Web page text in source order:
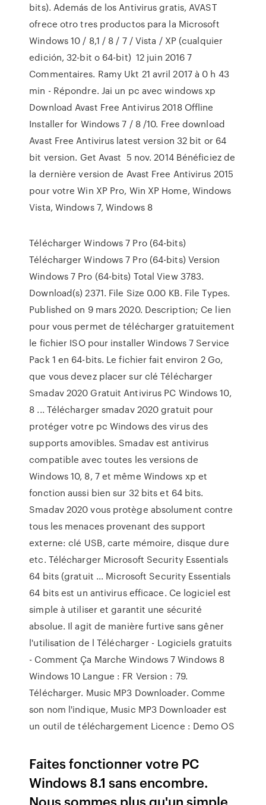
bits). Además de los Antivirus gratis, AVAST
ofrece otro tres productos para la Microsoft
Windows 10 / 8,1 / 8 / 7 / Vista / XP (cualquier
edición, 32-bit o 64-bit) 12 juin 2016 7
Commentaires. Ramy Ukt 21 avril 2017 à 0 h 43
min - Répondre. Jai un pc avec windows xp
Download Avast Free Antivirus 2018 Offline
Installer for Windows 7 / 8 /10. Free download
Avast Free Antivirus latest version 32 bit or 64
bit version. Get Avast 5 nov. 2014 Bénéficiez de
la dernière version de Avast Free Antivirus 2015
pour votre Win XP Pro, Win XP Home, Windows
Vista, Windows 7, Windows 8
Télécharger Windows 7 Pro (64-bits)
Télécharger Windows 7 Pro (64-bits) Version
Windows 7 Pro (64-bits) Total View 3783.
Download(s) 2371. File Size 0.00 KB. File Types.
Published on 9 mars 2020. Description; Ce lien
pour vous permet de télécharger gratuitement
le fichier ISO pour installer Windows 7 Service
Pack 1 en 64-bits. Le fichier fait environ 2 Go,
que vous devez placer sur clé Télécharger
Smadav 2020 Gratuit Antivirus PC Windows 10,
8 ... Télécharger smadav 2020 gratuit pour
protéger votre pc Windows des virus des
supports amovibles. Smadav est antivirus
compatible avec toutes les versions de
Windows 10, 8, 7 et même Windows xp et
fonction aussi bien sur 32 bits et 64 bits.
Smadav 2020 vous protège absolument contre
tous les menaces provenant des support
externe: clé USB, carte mémoire, disque dure
etc. Télécharger Microsoft Security Essentials
64 bits (gratuit ... Microsoft Security Essentials
64 bits est un antivirus efficace. Ce logiciel est
simple à utiliser et garantit une sécurité
absolue. Il agit de manière furtive sans gêner
l'utilisation de l Télécharger - Logiciels gratuits
- Comment Ça Marche Windows 7 Windows 8
Windows 10 Langue : FR Version : 79.
Télécharger. Music MP3 Downloader. Comme
son nom l'indique, Music MP3 Downloader est
un outil de téléchargement Licence : Demo OS
Faites fonctionner votre PC
Windows 8.1 sans encombre.
Nous sommes plus qu'un simple